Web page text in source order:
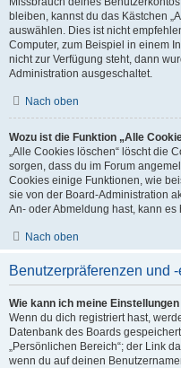
bleiben, kannst du das Kästchen
auswählen. Dies ist nicht
Computer, zum Beispiel in einem
nicht zur Verfügung steht, dann
Administration ausgeschaltet.
Nach oben
Wozu ist die Funktion „Alle
„Alle Cookies löschen“ löscht die
sorgen, dass du im Forum
Cookies einige Funktionen, wie
sie von der Board-Administration
An- oder Abmeldung hast, kann
Nach oben
Benutzerpräferenzen und
Wie kann ich meine
Wenn du dich registriert hast,
Datenbank des Boards
„Persönlichen Bereich“; der Link
wenn du auf deinen